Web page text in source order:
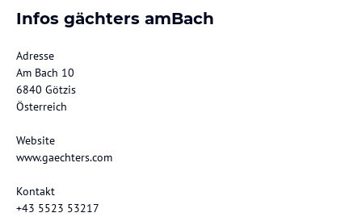
Infos gächters amBach
Adresse
Am Bach 10
6840 Götzis
Österreich
Website
www.gaechters.com
Kontakt
+43 5523 53217